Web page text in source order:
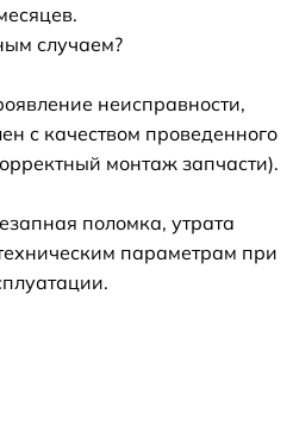
случаем?
неисправности,
с качеством проведенного
монтаж запчасти).
поломка, утрата
параметрам при